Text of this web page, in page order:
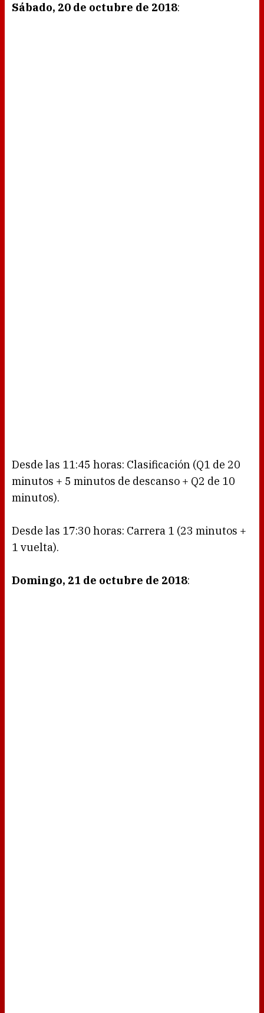
Sábado, 20 de octubre de 2018:
Desde las 11:45 horas: Clasificación (Q1 de 20
minutos + 5 minutos de descanso + Q2 de 10
minutos).
Desde las 17:30 horas: Carrera 1 (23 minutos +
1 vuelta).
Domingo, 21 de octubre de 2018: